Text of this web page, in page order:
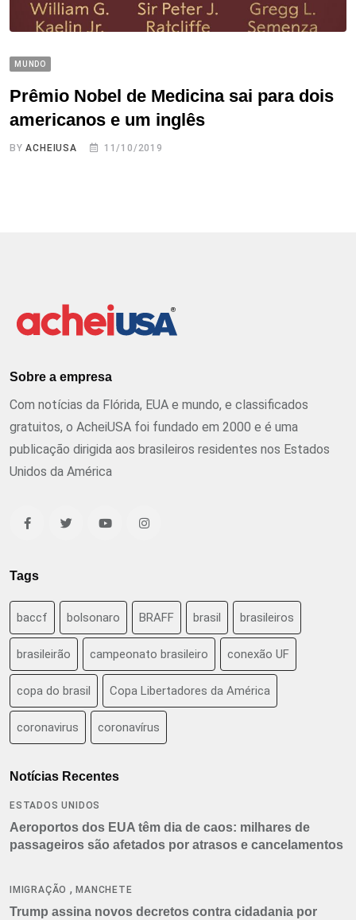
MUNDO
Prêmio Nobel de Medicina sai para dois
americanos e um inglês
BYACHEIUSA 11/10/2019
Sobre a empresa
Com notícias da Flórida, EUA e mundo, e classificados
gratuitos, o AcheiUSA foi fundado em 2000 e é uma
publicação dirigida aos brasileiros residentes nos Estados
Unidos da América
Tags
baccf bolsonaro BRAFF brasil brasileiros
brasileirão campeonato brasileiro conexão UF
copa do brasil Copa Libertadores da América
coronavirus coronavírus
Notícias Recentes
ESTADOS UNIDOS
Aeroportos dos EUA têm dia de caos: milhares de
passageiros são afetados por atrasos e cancelamentos
IMIGRAÇÃO ,MANCHETE
Trump assina novos decretos contra cidadania por